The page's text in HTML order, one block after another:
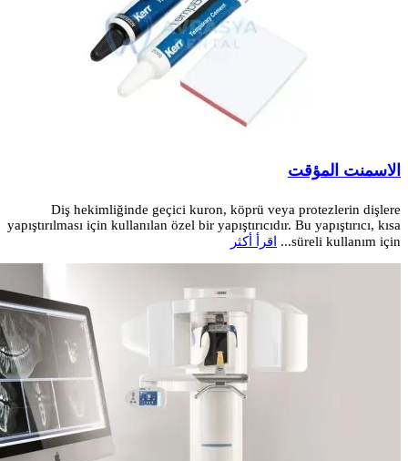
الاسمنت المؤقت
Diş hekimliğinde geçici kuron, köprü veya protezlerin dişlere
yapıştırılması için kullanılan özel bir yapıştırıcıdır. Bu yapıştırıcı, kısa
süreli kullanım için...
اقرأ أكثر